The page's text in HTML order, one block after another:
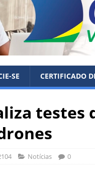
SE CERTIFICADO
testes
Notícias 0